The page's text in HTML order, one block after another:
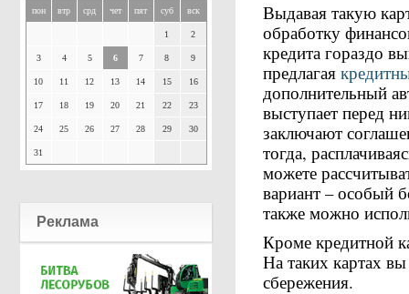
пон втр срд чет пят суб вск
1 2
3 4 5 6 7 8 9
10 11 12 13 14 15 16
17 18 19 20 21 22 23
24 25 26 27 28 29 30
31
Реклама
Выдавая такую
обработку
кредита гораздо
предлагая
дополнительный
выступает перед
заключают
тогда,
можете
вариант – особый
также можно
Кроме кредитной
На таких картах
сбережения.